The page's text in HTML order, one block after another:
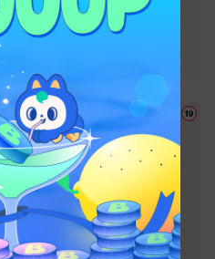
#천재 #전쟁물 #환생물
#스포츠물 #
빙의물